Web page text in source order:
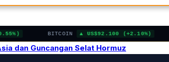
BITCOIN US$92.100 (+2.10%)
dan Guncangan Selat Hormuz